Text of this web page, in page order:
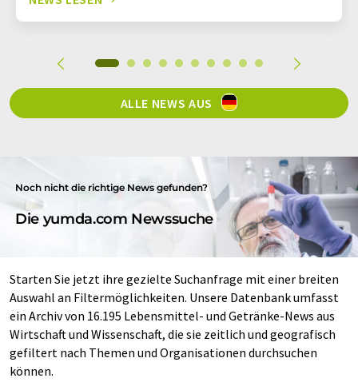
ALLE NEWS AUS
Noch nicht die richtige News gefunden?
Die yumda.com Newssuche
Starten Sie jetzt ihre gezielte Suchanfrage mit einer breiten
Auswahl an Filtermöglichkeiten. Unsere Datenbank umfasst
ein Archiv von 16.195 Lebensmittel- und Getränke-News aus
Wirtschaft und Wissenschaft, die sie zeitlich und geografisch
gefiltert nach Themen und Organisationen durchsuchen
können.